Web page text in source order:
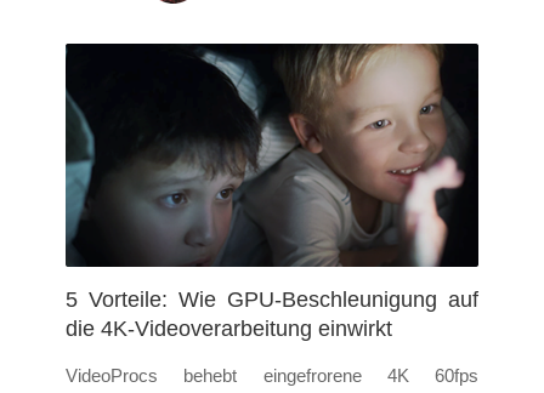
5 Vorteile: Wie GPU-Beschleunigung auf
die 4K-Videoverarbeitung einwirkt
VideoProcs behebt eingefrorene 4K 60fps